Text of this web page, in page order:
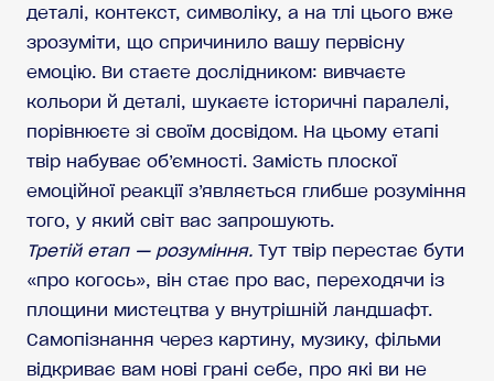
деталі, контекст, символіку, а на тлі цього вже
зрозуміти, що спричинило вашу первісну
емоцію. Ви стаєте дослідником: вивчаєте
кольори й деталі, шукаєте історичні паралелі,
порівнюєте зі своїм досвідом. На цьому етапі
твір набуває об’ємності. Замість плоскої
емоційної реакції з’являється глибше розуміння
того, у який світ вас запрошують.
Третій етап — розуміння. Тут твір перестає бути
«про когось», він стає про вас, переходячи із
площини мистецтва у внутрішній ландшафт.
Самопізнання через картину, музику, фільми
відкриває вам нові грані себе, про які ви не